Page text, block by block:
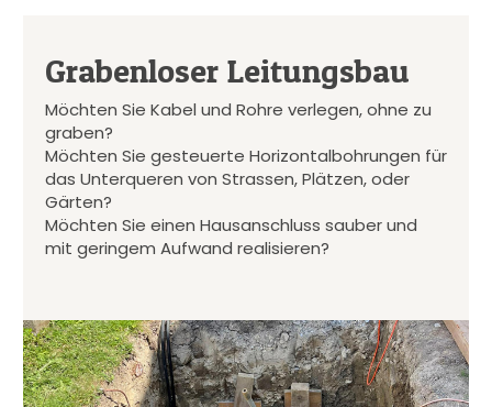
Grabenloser Leitungsbau
Möchten Sie Kabel und Rohre verlegen, ohne zu
graben?
Möchten Sie gesteuerte Horizontalbohrungen für
das Unterqueren von Strassen, Plätzen, oder
Gärten?
Möchten Sie einen Hausanschluss sauber und
mit geringem Aufwand realisieren?